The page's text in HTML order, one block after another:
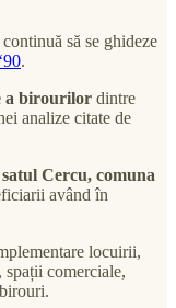
să se ghideze
.
a birourilor dintre
analize citate de
Cercu, comuna
având în
locuirii,
comerciale,